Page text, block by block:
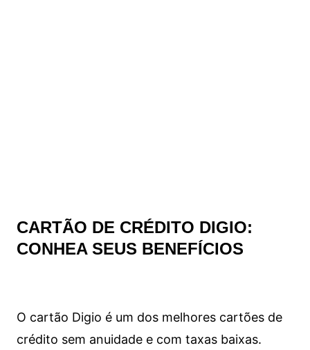
CARTÃO DE CRÉDITO DIGIO:
CONHEA SEUS BENEFÍCIOS
O cartão Digio é um dos melhores cartões de
crédito sem anuidade e com taxas baixas.